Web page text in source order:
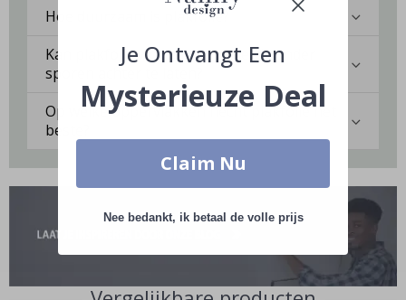
Hoe duurzaam is plakfolie?
Kan plakfolie worden verwijderd zonder
sporen achter te laten?
Op welke oppervlakken hecht plakfolie het
beste?
Je Ontvangt Een
Mysterieuze Deal
Claim Nu
Nee bedankt, ik betaal de volle prijs